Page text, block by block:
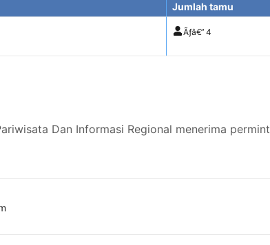
Jumlah tamu
Ãƒâ€” 4
Dan Informasi Regional menerima